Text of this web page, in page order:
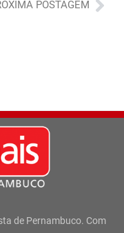
POSTAGEM
de Pernambuco. Com